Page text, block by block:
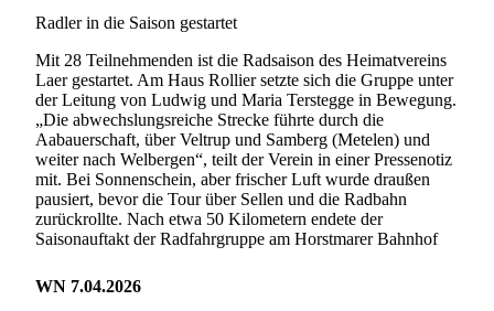
Radler in die Saison gestartet
Mit 28 Teilnehmenden ist die Radsaison des Heimatvereins
Laer gestartet. Am Haus Rollier setzte sich die Gruppe unter
der Leitung von Ludwig und Maria Terstegge in Bewegung.
„Die abwechslungsreiche Strecke führte durch die
Aabauerschaft, über Veltrup und Samberg (Metelen) und
weiter nach Welbergen“, teilt der Verein in einer Pressenotiz
mit. Bei Sonnenschein, aber frischer Luft wurde draußen
pausiert, bevor die Tour über Sellen und die Radbahn
zurückrollte. Nach etwa 50 Kilometern endete der
Saisonauftakt der Radfahrgruppe am Horstmarer Bahnhof
WN 7.04.2026